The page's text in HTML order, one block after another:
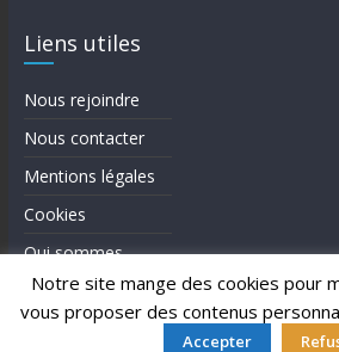
Notre site mange des cookies pour
vous proposer des contenus
Accepter
Liens utiles
Nous rejoindre
Nous contacter
Mentions légales
Cookies
Qui sommes-
nous?